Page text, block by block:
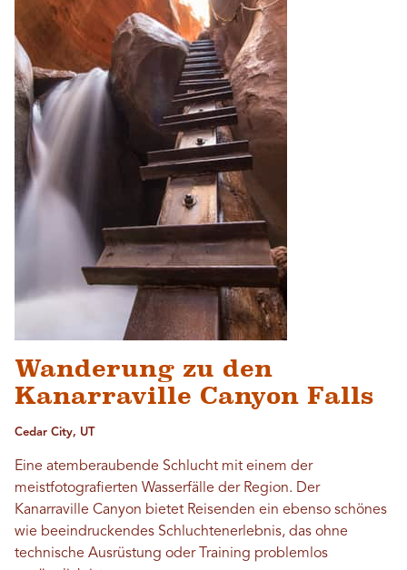
Wanderung zu den
Kanarraville Canyon Falls
Cedar City, UT
Eine atemberaubende Schlucht mit einem der
meistfotografierten Wasserfälle der Region. Der
Kanarraville Canyon bietet Reisenden ein ebenso schönes
wie beeindruckendes Schluchtenerlebnis, das ohne
technische Ausrüstung oder Training problemlos